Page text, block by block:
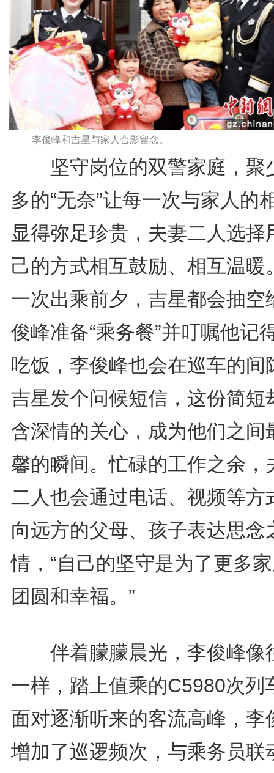
李俊峰和吉星与家人合影留念。
坚守岗位的双警家庭，聚
多的“无奈”让每一次与家人的
显得弥足珍贵，夫妻二人选择
己的方式相互鼓励、相互温暖
一次出乘前夕，吉星都会抽空
俊峰准备“乘务餐”并叮嘱他记
吃饭，李俊峰也会在巡车的间
吉星发个问候短信，这份简短
含深情的关心，成为他们之间
馨的瞬间。忙碌的工作之余，
二人也会通过电话、视频等方
向远方的父母、孩子表达思念
情，“自己的坚守是为了更多
团圆和幸福。”
伴着朦朦晨光，李俊峰像
一样，踏上值乘的C5980次列
面对逐渐听来的客流高峰，李
增加了巡逻频次，与乘务员联